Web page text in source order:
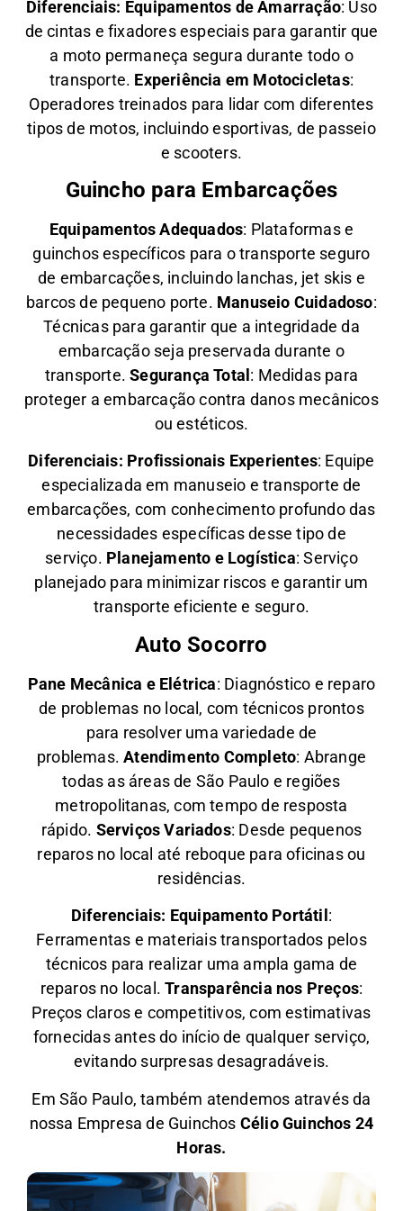
Diferenciais: Equipamentos de Amarração: Uso
de cintas e fixadores especiais para garantir que
a moto permaneça segura durante todo o
transporte. Experiência em Motocicletas:
Operadores treinados para lidar com diferentes
tipos de motos, incluindo esportivas, de passeio
e scooters.
Guincho para Embarcações
Equipamentos Adequados: Plataformas e
guinchos específicos para o transporte seguro
de embarcações, incluindo lanchas, jet skis e
barcos de pequeno porte. Manuseio Cuidadoso:
Técnicas para garantir que a integridade da
embarcação seja preservada durante o
transporte.Segurança Total : Medidas para
proteger a embarcação contra danos mecânicos
ou estéticos.
Diferenciais: Profissionais Experientes: Equipe
especializada em manuseio e transporte de
embarcações, com conhecimento profundo das
necessidades específicas desse tipo de
serviço. Planejamento e Logística: Serviço
planejado para minimizar riscos e garantir um
transporte eficiente e seguro.
Auto Socorro
Pane Mecânica e Elétrica: Diagnóstico e reparo
de problemas no local, com técnicos prontos
para resolver uma variedade de
problemas.Atendimento Completo: Abrange
todas as áreas de São Paulo e regiões
metropolitanas, com tempo de resposta
rápido. Serviços Variados: Desde pequenos
reparos no local até reboque para oficinas ou
residências.
Diferenciais: Equipamento Portátil :
Ferramentas e materiais transportados pelos
técnicos para realizar uma ampla gama de
reparos no local.Transparência nos Preços:
Preços claros e competitivos, com estimativas
fornecidas antes do início de qualquer serviço,
evitando surpresas desagradáveis.
Em São Paulo, também atendemos através da
nossa Empresa de Guinchos Célio Guinchos 24
Horas.